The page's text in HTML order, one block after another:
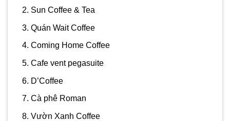
Sun Coffee & Tea
Quán Wait Coffee
Coming Home Coffee
Cafe vent pegasuite
D’Coffee
Cà phê Roman
Vườn Xanh Coffee